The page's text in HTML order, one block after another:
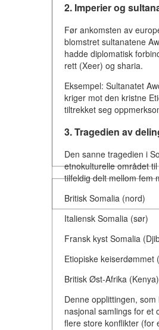
2. Imperier og
Før ankomsten av
blomstret sultanatene
hadde diplomatisk
rett (Xeer) og sharia.
Eksempel: Sultanatet
kriger mot den kristne
tiltrekket seg
3. Tragedien av
Den sanne tragedien i
etnokulturelle området
tilfeldig delt mellom fem
Britisk Somalia (nord)
Italiensk Somalia (sør)
Fransk kyst Somalia
Etiopiske keiserdømmet
Britisk Øst-Afrika (Kenya)
Denne opplittingen,
nasjonal samlings for et
flere store konflikter (for